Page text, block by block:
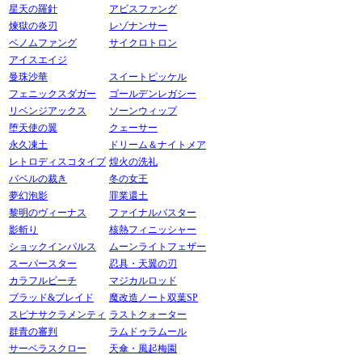
星天の羅針
アビスファング
煉獄の炎刃
レゾナンサー
ベノムファング
サイクロトロン
アイスエイジ
曼珠沙華
スイートピッケル
フェニックスダガー
ゴールデンレガシー
リベンジアックス
ソーンウィップ
堕天使の翼
クェーサー
永久凍土
ドリーム＆ナイトメア
レトロディスコタイプ 煌火の洗礼
バベルの裁き
冬の女王
夢幻泡影
罪業還土
黎明のヴィーナス
ファイナルバスター
影斬り
核熱フィニッシャー
ショックインパルス
ムーンライトフェザー
スーパースター
忍具・天翼の刃
カラフルビーチ
マジカルロッド
ブラッド&ブレイド
魔改造ノート双葉SP
スピナサクラメンティ ラストクォーター
群青の審判
ラムドゥラムール
サーベラスクロー
天傘・風起梅園